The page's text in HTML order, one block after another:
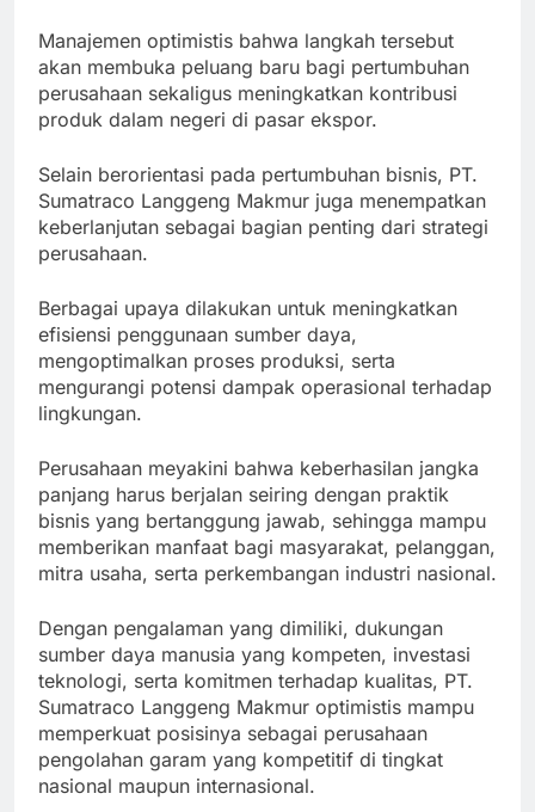
Manajemen optimistis bahwa langkah tersebut
akan membuka peluang baru bagi pertumbuhan
perusahaan sekaligus meningkatkan kontribusi
produk dalam negeri di pasar ekspor.
Selain berorientasi pada pertumbuhan bisnis, PT.
Sumatraco Langgeng Makmur juga menempatkan
keberlanjutan sebagai bagian penting dari strategi
perusahaan.
Berbagai upaya dilakukan untuk meningkatkan
efisiensi penggunaan sumber daya,
mengoptimalkan proses produksi, serta
mengurangi potensi dampak operasional terhadap
lingkungan.
Perusahaan meyakini bahwa keberhasilan jangka
panjang harus berjalan seiring dengan praktik
bisnis yang bertanggung jawab, sehingga mampu
memberikan manfaat bagi masyarakat, pelanggan,
mitra usaha, serta perkembangan industri nasional.
Dengan pengalaman yang dimiliki, dukungan
sumber daya manusia yang kompeten, investasi
teknologi, serta komitmen terhadap kualitas, PT.
Sumatraco Langgeng Makmur optimistis mampu
memperkuat posisinya sebagai perusahaan
pengolahan garam yang kompetitif di tingkat
nasional maupun internasional.